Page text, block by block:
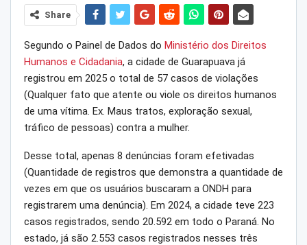
Share
Segundo o Painel de Dados do Ministério dos Direitos
Humanos e Cidadania, a cidade de Guarapuava já
registrou em 2025 o total de 57 casos de violações
(Qualquer fato que atente ou viole os direitos humanos
de uma vítima. Ex. Maus tratos, exploração sexual,
tráfico de pessoas) contra a mulher.
Desse total, apenas 8 denúncias foram efetivadas
(Quantidade de registros que demonstra a quantidade de
vezes em que os usuários buscaram a ONDH para
registrarem uma denúncia). Em 2024, a cidade teve 223
casos registrados, sendo 20.592 em todo o Paraná. No
estado, já são 2.553 casos registrados nesses três